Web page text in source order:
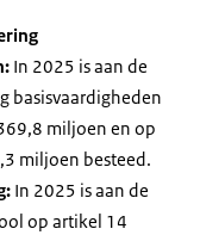
In 2025 is aan de
basisvaardigheden
miljoen en op
miljoen besteed.
In 2025 is aan de
op artikel 14